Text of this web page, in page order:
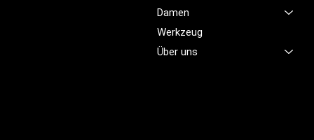
Damen
Werkzeug
Über uns